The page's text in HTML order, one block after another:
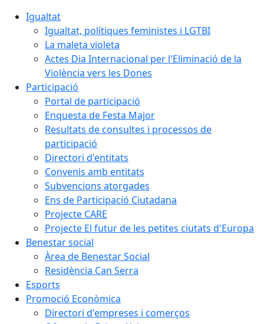
Igualtat
Igualtat, polítiques feministes i LGTBI
La maleta violeta
Actes Dia Internacional per l'Eliminació de la
Violència vers les Dones
Participació
Portal de participació
Enquesta de Festa Major
Resultats de consultes i processos de
participació
Directori d'entitats
Convenis amb entitats
Subvencions atorgades
Ens de Participació Ciutadana
Projecte CARE
Projecte El futur de les petites ciutats d'Europa
Benestar social
Àrea de Benestar Social
Residència Can Serra
Esports
Promoció Econòmica
Directori d'empreses i comerços